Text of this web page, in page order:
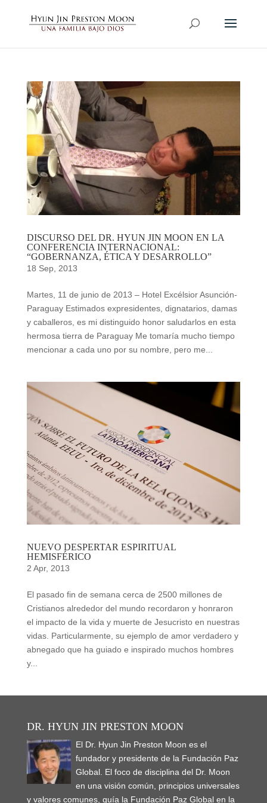
DISCURSO DEL DR. HYUN JIN MOON EN LA
CONFERENCIA INTERNACIONAL:
“GOBERNANZA, ÉTICA Y DESARROLLO”
18 Sep, 2013
Martes, 11 de junio de 2013 – Hotel Excélsior Asunción-
Paraguay Estimados expresidentes, dignatarios, damas
y caballeros, es mi distinguido honor saludarlos en esta
hermosa tierra de Paraguay Me tomaría mucho tiempo
mencionar a cada uno por su nombre, pero me...
NUEVO DESPERTAR ESPIRITUAL
HEMISFÉRICO
2 Apr, 2013
El pasado fin de semana cerca de 2500 millones de
Cristianos alrededor del mundo recordaron y honraron
el impacto de la vida y muerte de Jesucristo en nuestras
vidas. Particularmente, su ejemplo de amor verdadero y
abnegado que ha guiado e inspirado muchos hombres
y...
DR. HYUN JIN PRESTON MOON
El Dr. Hyun Jin Preston Moon es el
fundador y presidente de la Fundación Paz
Global. El foco de disciplina del Dr. Moon
en una visión común, principios universales
y valores comunes, guía la Fundación Paz Global en la